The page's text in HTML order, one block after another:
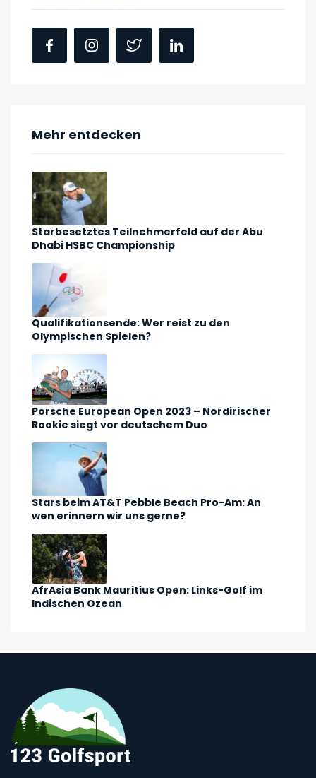
Mehr entdecken
Starbesetztes Teilnehmerfeld auf der Abu
Dhabi HSBC Championship
Qualifikationsende: Wer reist zu den
Olympischen Spielen?
Porsche European Open 2023 – Nordirischer
Rookie siegt vor deutschem Duo
Stars beim AT&T Pebble Beach Pro-Am: An
wen erinnern wir uns gerne?
AfrAsia Bank Mauritius Open: Links-Golf im
Indischen Ozean